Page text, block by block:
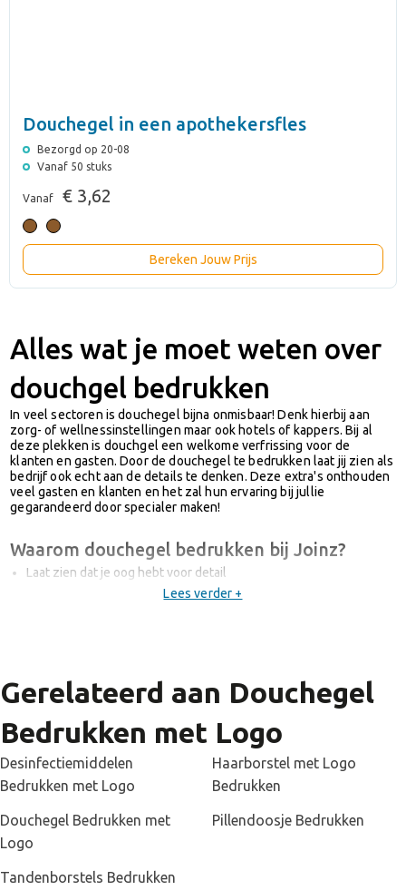
Douchegel in een apothekersfles
Bezorgd op 20-08
Vanaf 50 stuks
Vanaf € 3,62
Bereken Jouw Prijs
Alles wat je moet weten over
douchgel bedrukken
In veel sectoren is douchegel bijna onmisbaar! Denk hierbij aan
zorg- of wellnessinstellingen maar ook hotels of kappers. Bij al
deze plekken is douchgel een welkome verfrissing voor de
klanten en gasten. Door de douchegel te bedrukken laat jij zien als
bedrijf ook echt aan de details te denken. Deze extra's onthouden
veel gasten en klanten en het zal hun ervaring bij jullie
gegarandeerd door specialer maken!
Waarom douchegel bedrukken bij Joinz?
Laat zien dat je oog hebt voor detail
Onmisbaar bij wellness- en zorginstellingen
Dermatologisch getest
Achtergrond informatie over onze douchegel
Bij Joinz vinden wij lage prijzen erg belangrijk, maar dit mag
uiteraard nooit ten koste gaan van de kwaliteit. Bij Joinz zorgen wij
altijd dat de kwaliteit van onze producten gewaarborgd blijft.
Voordat wij een beautyproduct aanbieden zorgen wij ervoor dat dit
product dermatologisch getest is. Dit hebben wij ook gedaan bij
onze douchegel. Zo kan uitgesloten worden dat het product
zich in Duitsland. Op deze manier hebben wij altijd een kort lijntje
Lees verder +
Gerelateerd aan Douchegel
Bedrukken met Logo
Desinfectiemiddelen
Bedrukken met Logo
Douchegel Bedrukken met
Logo
Haarborstel met Logo
Bedrukken
Pillendoosje Bedrukken
Tandenborstels Bedrukken